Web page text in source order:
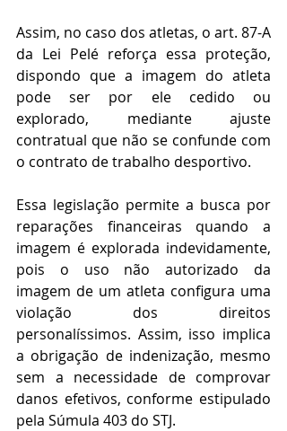
Assim, no caso dos atletas, o art. 87-A
da Lei Pelé reforça essa proteção,
dispondo que a imagem do atleta
pode ser por ele cedido ou
explorado, mediante ajuste
contratual que não se confunde com
o contrato de trabalho desportivo.
Essa legislação permite a busca por
reparações financeiras quando a
imagem é explorada indevidamente,
pois o uso não autorizado da
imagem de um atleta configura uma
violação dos direitos
personalíssimos. Assim, isso implica
a obrigação de indenização, mesmo
sem a necessidade de comprovar
danos efetivos, conforme estipulado
pela Súmula 403 do STJ.